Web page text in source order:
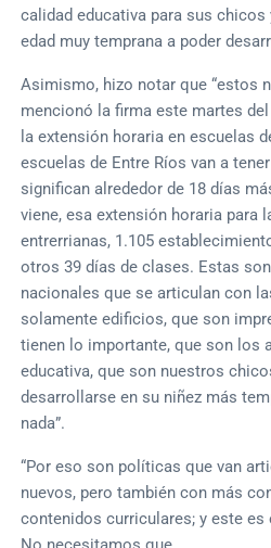
calidad educativa para sus
edad muy temprana a poder
Asimismo, hizo notar que “estos
mencionó la firma este martes
la extensión horaria en escuelas
escuelas de Entre Ríos van a
significan alrededor de 18 días
viene, esa extensión horaria para
entrerrianas, 1.105
otros 39 días de clases. Estas
nacionales que se articulan con
solamente edificios, que son
tienen lo importante, que son los
educativa, que son nuestros
desarrollarse en su niñez más
nada”.
“Por eso son políticas que van
nuevos, pero también con más
contenidos curriculares; y este